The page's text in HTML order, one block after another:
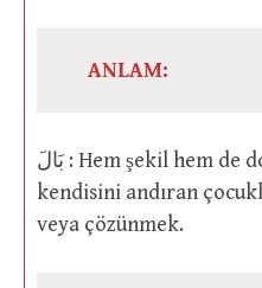
ANLAM:
بَالَ : Hem şekil hem de doğal mizaç açısından
kendisini andıran
veya çözünmek.